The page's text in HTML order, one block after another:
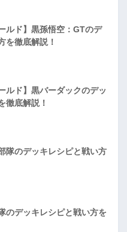
ルド】黒孫悟空：GTのデ
を徹底解説！
ルド】黒バーダックのデッ
徹底解説！
隊のデッキレシピと戦い方
のデッキレシピと戦い方を